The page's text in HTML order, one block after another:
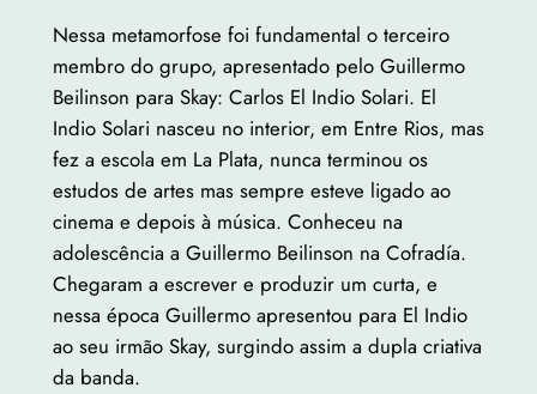
Nessa metamorfose foi fundamental o terceiro
membro do grupo, apresentado pelo Guillermo
Beilinson para Skay: Carlos El Indio Solari. El
Indio Solari nasceu no interior, em Entre Rios, mas
fez a escola em La Plata, nunca terminou os
estudos de artes mas sempre esteve ligado ao
cinema e depois à música. Conheceu na
adolescência a Guillermo Beilinson na Cofradía.
Chegaram a escrever e produzir um curta, e
nessa época Guillermo apresentou para El Indio
ao seu irmão Skay, surgindo assim a dupla criativa
da banda.